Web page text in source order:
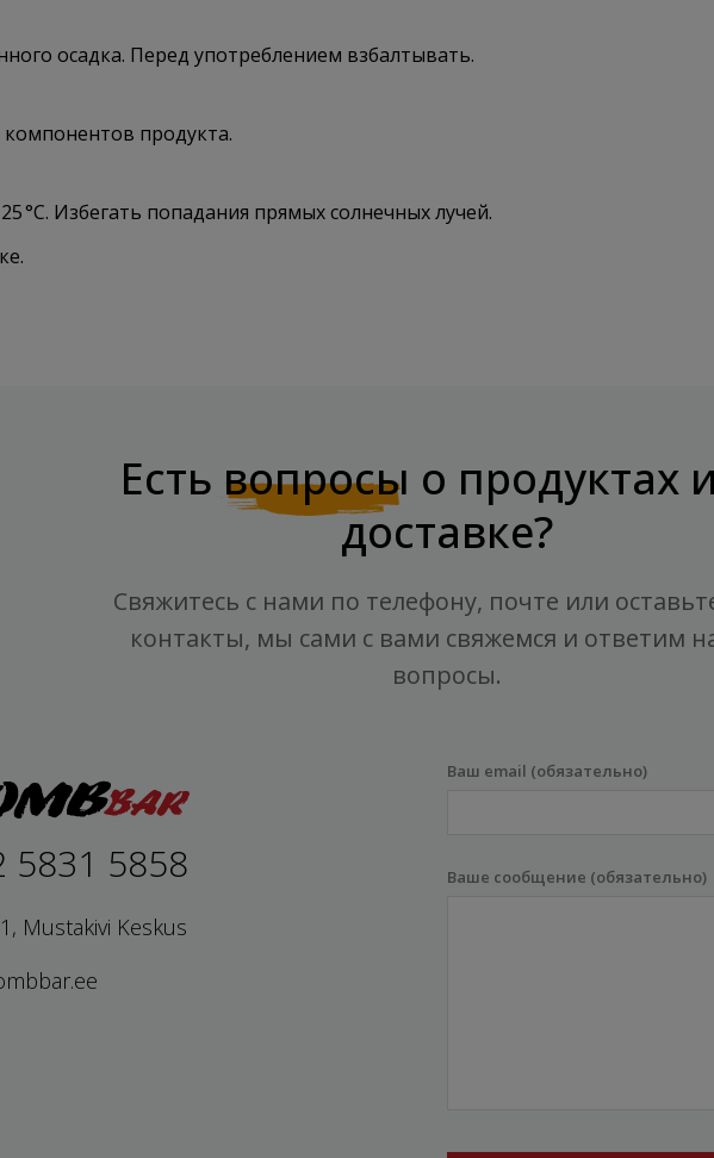
осадка. Перед употреблением взбалтывать.
продукта.
°C. Избегать попадания прямых солнечных лучей.
Есть вопросы о продуктах
доставке?
Свяжитесь с нами по телефону, почте или
контакты, мы сами с вами свяжемся и ответим
вопросы.
5831 5858
Mustakivi Keskus
Ваш email (обязательно)
Ваше сообщение (обязательно)